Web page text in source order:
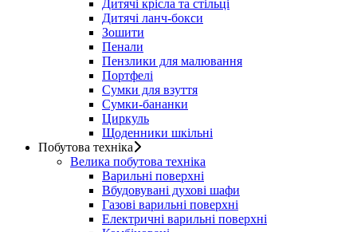
Дитячі крісла та стільці
Дитячі ланч-бокси
Зошити
Пенали
Пензлики для малювання
Портфелі
Сумки для взуття
Сумки-бананки
Циркуль
Щоденники шкільні
Побутова техніка
Велика побутова техніка
Варильні поверхні
Вбудовувані духові шафи
Газові варильні поверхні
Електричні варильні поверхні